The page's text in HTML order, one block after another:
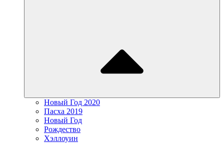
Новый Год 2020
Пасха 2019
Новый Год
Рождество
Хэллоуин